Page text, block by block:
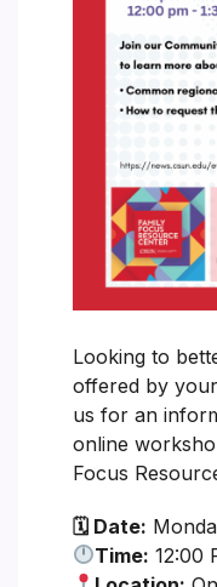
Looking to
offered by
us for an
online
Focus
🗓 Date:
Time: 12:00